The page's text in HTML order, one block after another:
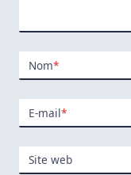
Nom*
E-mail*
Site web